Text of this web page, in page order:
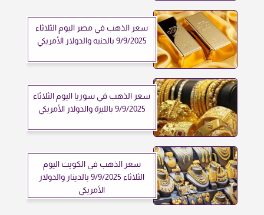
سعر الذهب في مصر اليوم الثلاثاء
9/9/2025 بالجنيه والدولار الأمريكي
سعر الذهب في سوريا اليوم الثلاثاء
9/9/2025 بالليرة والدولار الأمريكي
سعر الذهب في الكويت اليوم
الثلاثاء 9/9/2025 بالدينار والدولار
الأمريكي